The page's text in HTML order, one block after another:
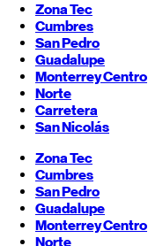
Zona Tec
Cumbres
San Pedro
Guadalupe
MonterreyCentro
Norte
Carretera
San Nicolás
Zona Tec
Cumbres
San Pedro
Guadalupe
MonterreyCentro
Norte